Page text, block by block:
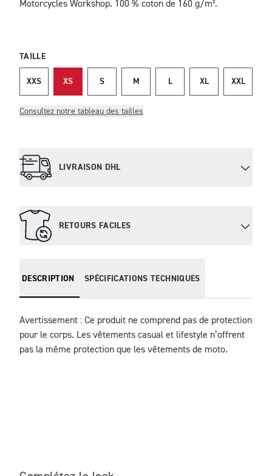
Motorcycles Workshop. 100 % coton de 160 g/m².
TAILLE
XXS XS S M L XL XXL
Consultez notre tableau des tailles
LIVRAISON DHL
RETOURS FACILES
DESCRIPTION SPÉCIFICATIONS TECHNIQUES
Avertissement : Ce produit ne comprend pas de protection
pour le corps. Les vêtements casual et lifestyle n’offrent
pas la même protection que les vêtements de moto.